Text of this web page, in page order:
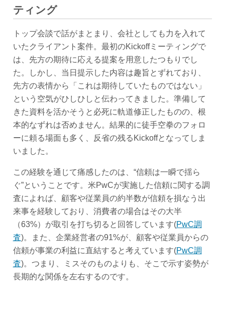
ティング
トップ会談で話がまとまり、会社としても力を入れて
いたクライアント案件。最初のKickoffミーティングで
は、先方の期待に応える提案を用意したつもりでし
た。しかし、当日提示した内容は趣旨とずれており、
先方の表情から「これは期待していたものではない」
という空気がひしひしと伝わってきました。準備して
きた資料を活かそうと必死に軌道修正したものの、根
本的なずれは否めません。結果的に徒手空拳のフォロ
ーに頼る場面も多く、反省の残るKickoffとなってしま
いました。
この経験を通じて痛感したのは、“信頼は一瞬で揺ら
ぐ”ということです。米PwCが実施した信頼に関する調
査によれば、顧客や従業員の約半数が信頼を損なう出
来事を経験しており、消費者の場合はその大半
（63%）が取引を打ち切ると回答しています(PwC調
査)。また、企業経営者の91%が、顧客や従業員からの
信頼が事業の利益に直結すると考えています(PwC調
査)。つまり、ミスそのものよりも、そこで示す姿勢が
長期的な関係を左右するのです。